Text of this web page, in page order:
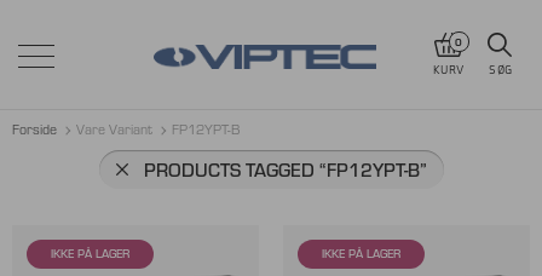
0
KURV
SØG
Forside Vare Variant FP12YPT-B
PRODUCTS TAGGED “FP12YPT-B”